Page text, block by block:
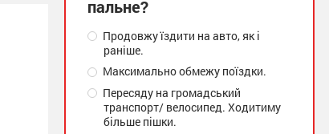
пальне?
Продовжу їздити на авто, як і
раніше.
Максимально обмежу поїздки.
Пересяду на громадський
транспорт/ велосипед. Ходитиму
більше пішки.